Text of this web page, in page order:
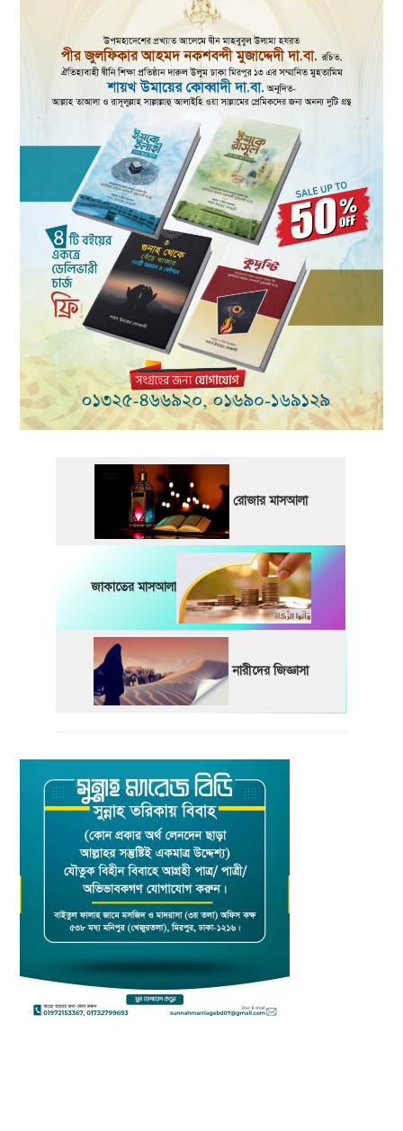
রোজার মাসআলা
জাকাতের মাসআলা
নারীদের জিজ্ঞাসা